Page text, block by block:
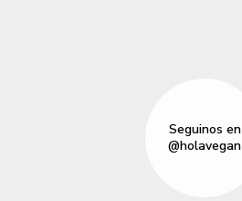
Seguinos en
@holavegan